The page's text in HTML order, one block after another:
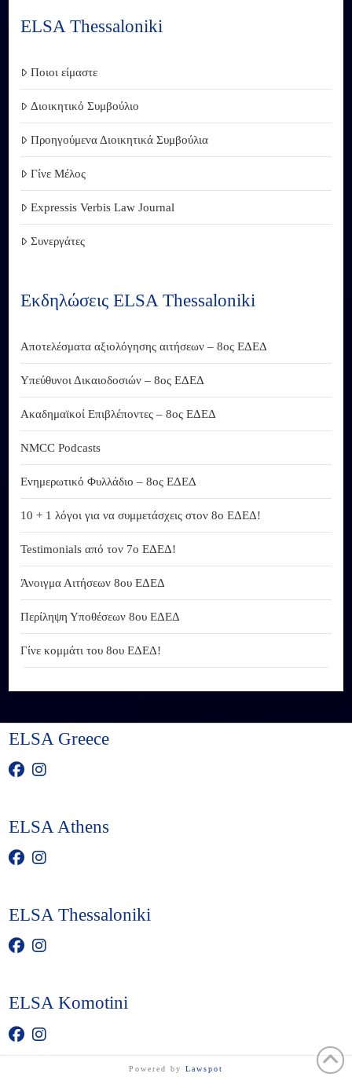
ELSA Thessaloniki
Ποιοι είμαστε
Διοικητικό Συμβούλιο
Προηγούμενα Διοικητικά Συμβούλια
Γίνε Μέλος
Expressis Verbis Law Journal
Συνεργάτες
Εκδηλώσεις ELSA Thessaloniki
Αποτελέσματα αξιολόγησης αιτήσεων – 8ος ΕΔΕΔ
Υπεύθυνοι Δικαιοδοσιών – 8ος ΕΔΕΔ
Ακαδημαϊκοί Επιβλέποντες – 8ος ΕΔΕΔ
NMCC Podcasts
Ενημερωτικό Φυλλάδιο – 8ος ΕΔΕΔ
10 + 1 λόγοι για να συμμετάσχεις στον 8ο ΕΔΕΔ!
Testimonials από τον 7ο ΕΔΕΔ!
Άνοιγμα Αιτήσεων 8ου ΕΔΕΔ
Περίληψη Υποθέσεων 8ου ΕΔΕΔ
Γίνε κομμάτι του 8ου ΕΔΕΔ!
ELSA Greece
ELSA Athens
ELSA Thessaloniki
ELSA Komotini
Powered by Lawspot